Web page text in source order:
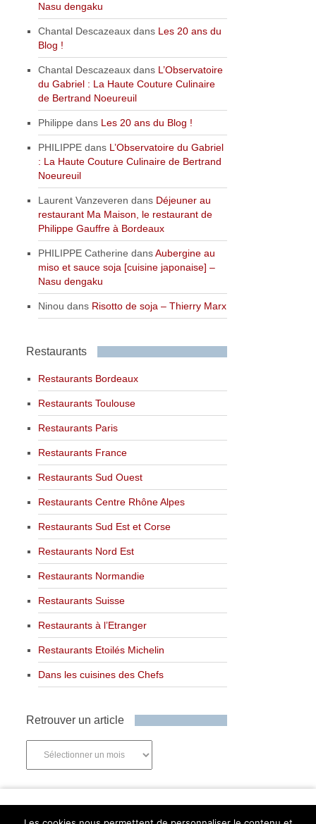
Nasu dengaku
Chantal Descazeaux dans Les 20 ans du
Blog !
Chantal Descazeaux dans L’Observatoire
du Gabriel : La Haute Couture Culinaire
de Bertrand Noeureuil
Philippe dans Les 20 ans du Blog !
PHILIPPE dans L’Observatoire du Gabriel
: La Haute Couture Culinaire de Bertrand
Noeureuil
Laurent Vanzeveren dans Déjeuner au
restaurant Ma Maison, le restaurant de
Philippe Gauffre à Bordeaux
PHILIPPE Catherine dansAubergine au
miso et sauce soja [cuisine japonaise] –
Nasu dengaku
Ninou dans Risotto de soja – Thierry Marx
Restaurants
Restaurants Bordeaux
Restaurants Toulouse
Restaurants Paris
Restaurants France
Restaurants Sud Ouest
Restaurants Centre Rhône Alpes
Restaurants Sud Est et Corse
Restaurants Nord Est
Restaurants Normandie
Restaurants Suisse
Restaurants à l’Etranger
Restaurants Etoilés Michelin
Dans les cuisines des Chefs
Retrouver un article